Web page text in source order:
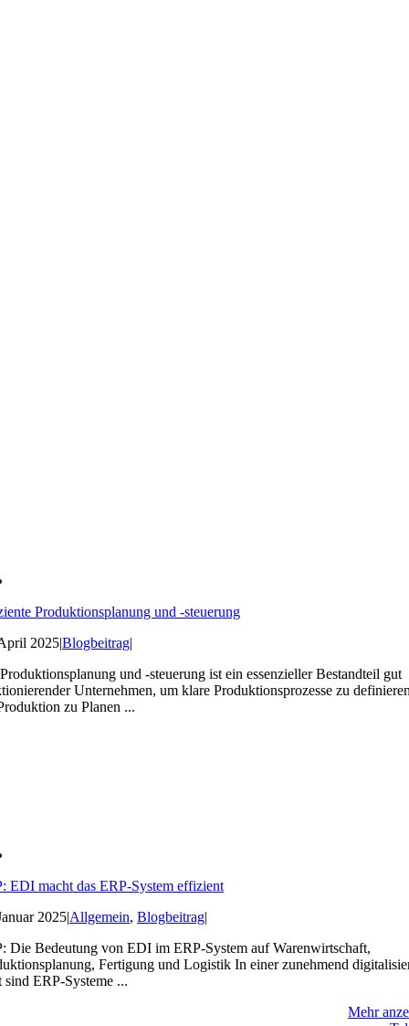
Produktionsplanung und -steuerung
2025|Blogbeitrag|
und -steuerung ist ein essenzieller Bestandteil gut
Unternehmen, um klare Produktionsprozesse zu
zu Planen ...
EDI macht das ERP-System effizient
2025|Allgemein, Blogbeitrag|
Die Bedeutung von EDI im ERP-System auf Warenwirtschaft,
Fertigung und Logistik In einer zunehmend
sind ERP-Systeme ...
Mehr